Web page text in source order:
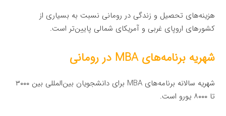
هزینه‌های تحصیل و زندگی در رومانی نسبت به بسیاری از
کشورهای اروپای غربی و آمریکای شمالی پایین‌تر است.
شهریه برنامه‌های MBA در رومانی
شهریه سالانه برنامه‌های MBA برای دانشجویان بین‌المللی بین ۳۰۰۰
تا ۸۰۰۰ یورو است.